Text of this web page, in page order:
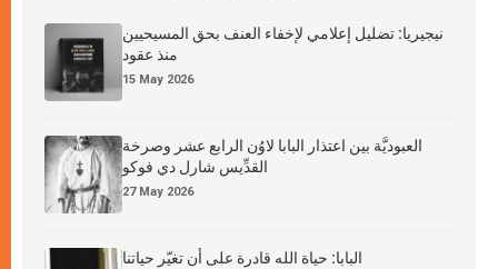
نيجيريا: تضليل إعلامي لإخفاء العنف بحق المسيحيين
منذ عقود
15 May 2026
العبوديَّة بين اعتذار البابا لاوُن الرابع عشر وصرخة
القدِّيس شارل دي فوكو
27 May 2026
البابا: حياة الله قادرة على أن تغيّر حياتنا